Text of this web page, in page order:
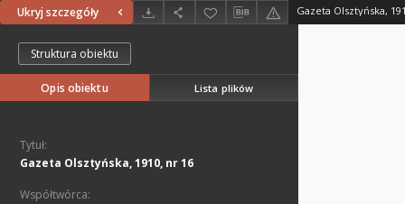
Ukryj szczegóły Gazeta Olsztyńska,
Struktura obiektu
Opis obiektu Lista plików
Tytuł:
Gazeta Olsztyńska, 1910, nr 16
Współtwórca: